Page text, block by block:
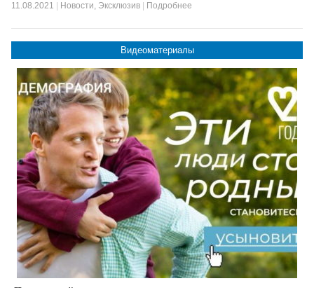
11.08.2021 Новости, Эксклюзив Подробнее
Видеоматериалы